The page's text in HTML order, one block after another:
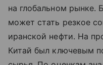
на глобальном рынке.
может стать резкое
иранской нефти. На
Китай был ключевым